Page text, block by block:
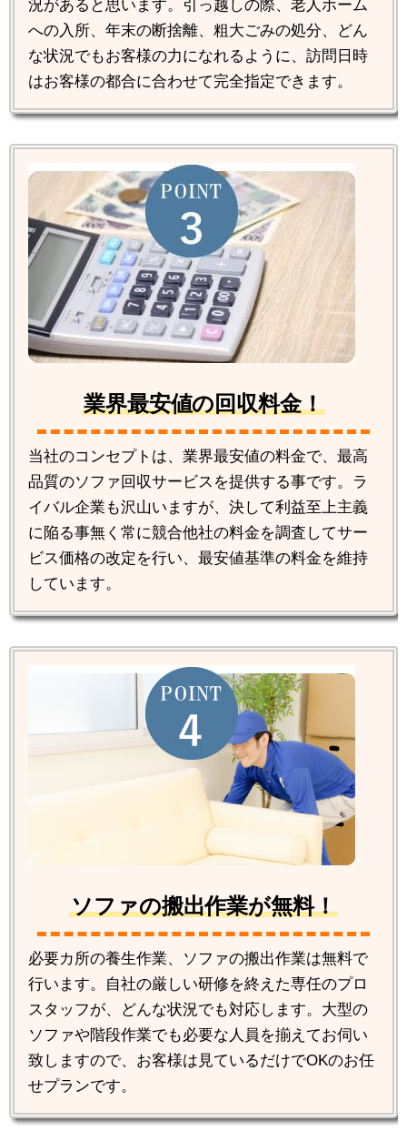
況があると思います。引っ越しの際、老人ホーム
への入所、年末の断捨離、粗大ごみの処分、どん
な状況でもお客様の力になれるように、訪問日時
はお客様の都合に合わせて完全指定できます。
業界最安値の回収料金！
当社のコンセプトは、業界最安値の料金で、最高
品質のソファ回収サービスを提供する事です。ラ
イバル企業も沢山いますが、決して利益至上主義
に陥る事無く常に競合他社の料金を調査してサー
ビス価格の改定を行い、最安値基準の料金を維持
しています。
ソファの搬出作業が無料！
必要カ所の養生作業、ソファの搬出作業は無料で
行います。自社の厳しい研修を終えた専任のプロ
スタッフが、どんな状況でも対応します。大型の
ソファや階段作業でも必要な人員を揃えてお伺い
致しますので、お客様は見ているだけでOKのお任
せプランです。